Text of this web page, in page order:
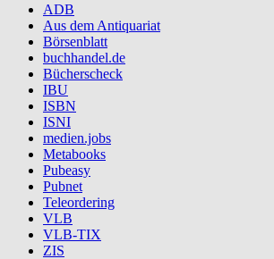
ADB
Aus dem Antiquariat
Börsenblatt
buchhandel.de
Bücherscheck
IBU
ISBN
ISNI
medien.jobs
Metabooks
Pubeasy
Pubnet
Teleordering
VLB
VLB-TIX
ZIS